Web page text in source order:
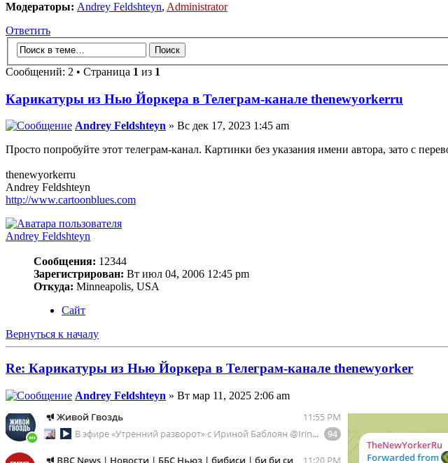
Модераторы: Andrey Feldshteyn, Administrator
Ответить
Сообщений: 2 • Страница 1 из 1
Карикатуры из Нью Йоркера в Телеграм-канале thenewyorkerru
Andrey Feldshteyn » Вс дек 17, 2023 1:45 am
Просто попробуйте этот телеграм-канал. Картинки без указания имени автора, зато с
thenewyorkerru
Andrey Feldshteyn
http://www.cartoonblues.com
Andrey Feldshteyn
Сообщения: 12344
Зарегистрирован: Вт июл 04, 2006 12:45 pm
Откуда: Minneapolis, USA
Сайт
Вернуться к началу
Re: Карикатуры из Нью Йоркера в Телеграм-канале thenewyorker
Andrey Feldshteyn » Вт мар 11, 2025 2:06 am